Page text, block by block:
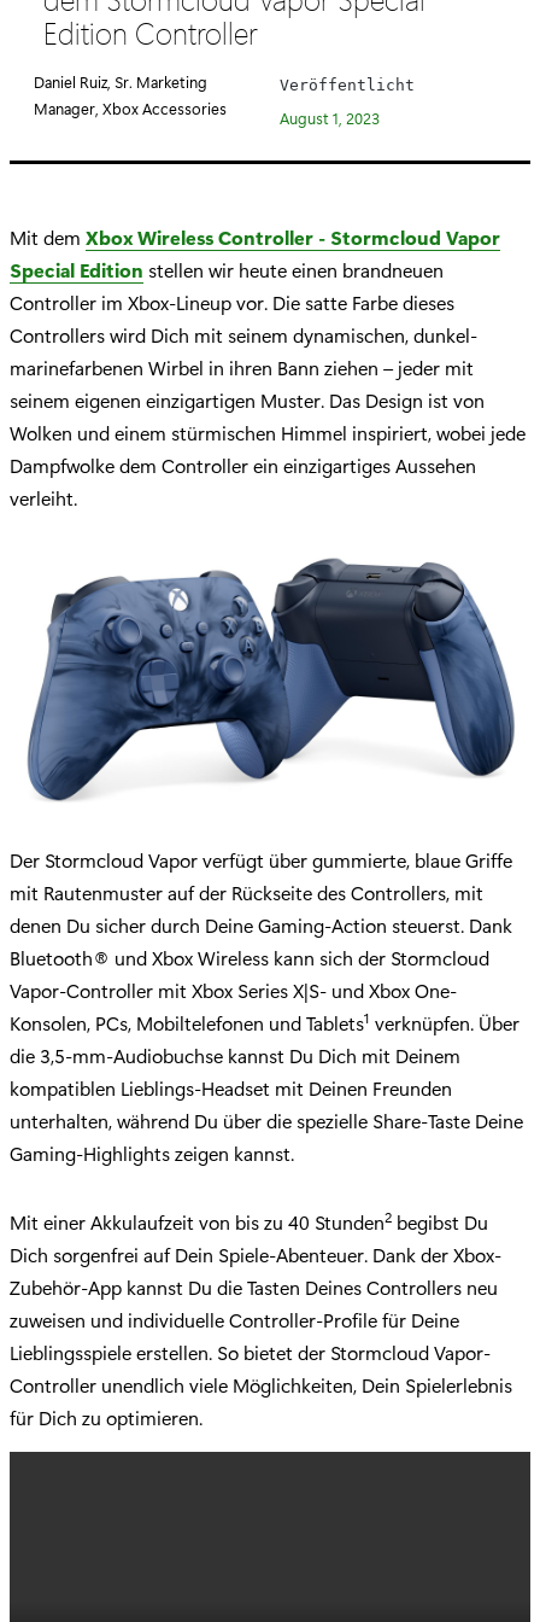
g
r
e
Edition Controller
Daniel Ruiz, Sr. Marketing
Manager, Xbox Accessories
Veröffentlicht
August 1, 2023
Mit dem Xbox Wireless Controller - Stormcloud Vapor
Special Edition stellen wir heute einen brandneuen
Controller im Xbox-Lineup vor. Die satte Farbe dieses
Controllers wird Dich mit seinem dynamischen, dunkel-
marinefarbenen Wirbel in ihren Bann ziehen – jeder mit
seinem eigenen einzigartigen Muster. Das Design ist von
Wolken und einem stürmischen Himmel inspiriert, wobei jede
Dampfwolke dem Controller ein einzigartiges Aussehen
verleiht.
Der Stormcloud Vapor verfügt über gummierte, blaue Griffe
mit Rautenmuster auf der Rückseite des Controllers, mit
denen Du sicher durch Deine Gaming-Action steuerst. Dank
Bluetooth® und Xbox Wireless kann sich der Stormcloud
Vapor-Controller mit Xbox Series X|S- und Xbox One-
Konsolen, PCs, Mobiltelefonen und Tablets1 verknüpfen. Über
die 3,5-mm-Audiobuchse kannst Du Dich mit Deinem
kompatiblen Lieblings-Headset mit Deinen Freunden
unterhalten, während Du über die spezielle Share-Taste Deine
Gaming-Highlights zeigen kannst.
Mit einer Akkulaufzeit von bis zu 40 Stunden2 begibst Du
Dich sorgenfrei auf Dein Spiele-Abenteuer. Dank der Xbox-
Zubehör-App kannst Du die Tasten Deines Controllers neu
zuweisen und individuelle Controller-Profile für Deine
Lieblingsspiele erstellen. So bietet der Stormcloud Vapor-
Controller unendlich viele Möglichkeiten, Dein Spielerlebnis
für Dich zu optimieren.